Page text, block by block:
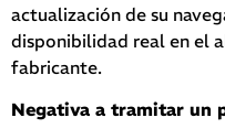
actualización de su
disponibilidad real en el
fabricante.
Negativa a tramitar un